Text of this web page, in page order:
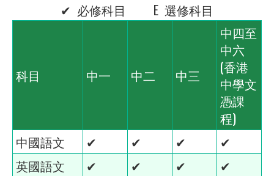
✔ 必修科目 E 選修科目
科目 中一 中二 中三
中四至
中六
(香港
中學文
憑課
程)
中國語文
✔ ✔ ✔
✔
英國語文
✔ ✔ ✔
✔